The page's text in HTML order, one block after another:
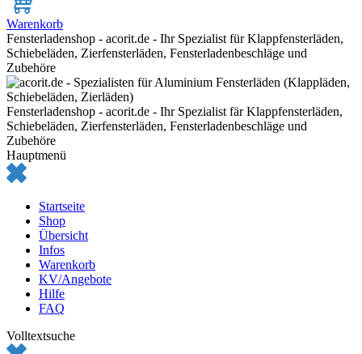
Warenkorb
Fensterladenshop - acorit.de - Ihr Spezialist für Klappfensterläden,
Schiebeläden, Zierfensterläden, Fensterladenbeschläge und
Zubehöre
Fensterladenshop - acorit.de - Ihr Spezialist fär Klappfensterläden,
Schiebeläden, Zierfensterläden, Fensterladenbeschläge und
Zubehöre
Hauptmenü
Startseite
Shop
Übersicht
Infos
Warenkorb
KV/Angebote
Hilfe
FAQ
Volltextsuche